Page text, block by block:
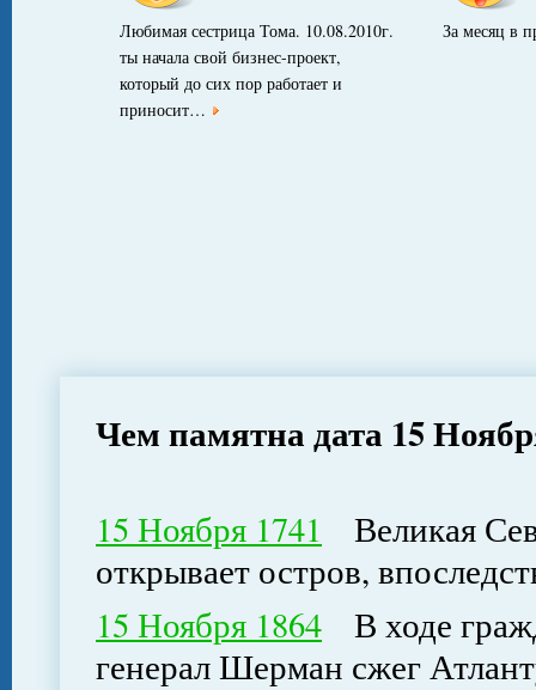
Любимая сестрица Тома. 10.08.2010г.
ты начала свой бизнес-проект,
который до сих пор работает и
приносит…
За месяц в
Чем памятна дата 15
15 Ноября 1741 Великая
открывает остров,
15 Ноября 1864 В ходе
генерал Шерман сжег